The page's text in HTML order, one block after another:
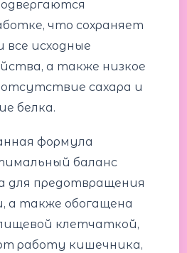
что сохраняет
все исходные
а также низкое
сахара и
белка.
формула
баланс
для предотвращения
а также обогащена
клетчаткой,
работу кишечника,